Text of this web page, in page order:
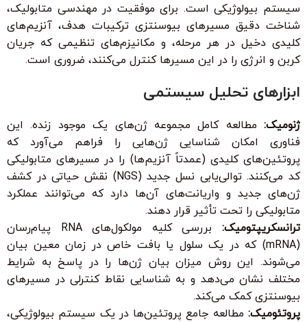
سیستم بیولوژیکی است. برای موفقیت در مهندسی متابولیک،
شناخت دقیق مسیرهای بیوسنتزی ترکیبات هدف، آنزیم‌های
کلیدی دخیل در هر مرحله، و مکانیزم‌های تنظیمی که جریان
کربن و انرژی را در این مسیرها کنترل می‌کنند، ضروری است.
ابزارهای تحلیل سیستمی
ژنومیک: مطالعه کامل مجموعه ژن‌های یک موجود زنده. این
فناوری امکان شناسایی ژن‌هایی را فراهم می‌آورد که
پروتئین‌های کلیدی (عمدتاً آنزیم‌ها) را در مسیرهای متابولیکی
کد می‌کنند. توالی‌یابی نسل جدید (NGS) نقش حیاتی در کشف
ژن‌های جدید و واریانت‌های آن‌ها دارد که می‌توانند عملکرد
متابولیکی را تحت تأثیر قرار دهند.
ترانسکریپتومیک:
بررسی کلیه مولکول‌های RNA پیام‌رسان
(mRNA) که در یک سلول یا بافت خاص در زمان معین بیان
می‌شوند. این روش میزان بیان ژن‌ها را در پاسخ به شرایط
مختلف نشان می‌دهد و به شناسایی نقاط کنترلی در مسیرهای
بیوسنتزی کمک می‌کند.
پروتئومیک: مطالعه جامع پروتئین‌ها در یک سیستم بیولوژیکی،